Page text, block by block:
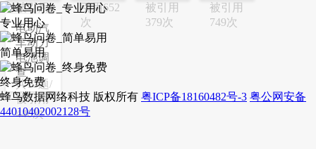
被引用
114次
引用652
次
被引用
379次
被引用
749次
电动汽
车动力
电池调
查
共17题/
被引用
446次
专业用心
简单易用
终身免费
蜂鸟数据网络科技 版权所有 粤ICP备18160482号-3 粤公网安备
44010402002128号